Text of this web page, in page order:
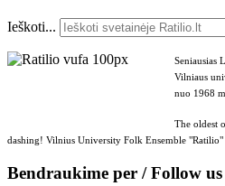
Ieškoti...
Seniausias
Vilniaus
nuo 1968 m.
The oldest
dashing! Vilnius University Folk Ensemble "Ratilio"
Bendraukime per / Follow